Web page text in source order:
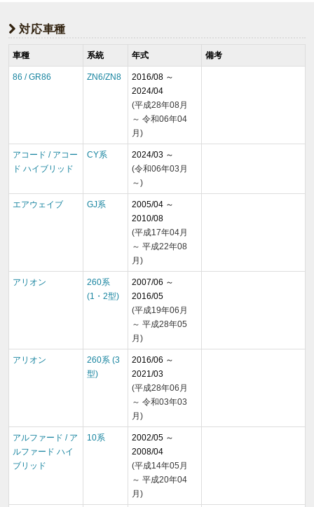
対応車種
車種 系統 年式 備考
86 / GR86 ZN6/ZN8
2016/08 ～
2024/04
(平成28年08月
～ 令和06年04
月)
アコード / アコー
ド ハイブリッド
CY系
2024/03 ～
(令和06年03月
～)
エアウェイブ GJ系
2005/04 ～
2010/08
(平成17年04月
～ 平成22年08
月)
アリオン
260系
(1・2型)
2007/06 ～
2016/05
(平成19年06月
～ 平成28年05
月)
アリオン
260系 (3
型)
2016/06 ～
2021/03
(平成28年06月
～ 令和03年03
月)
アルファード / ア
ルファード ハイ
ブリッド
10系
2002/05 ～
2008/04
(平成14年05月
～ 平成20年04
月)